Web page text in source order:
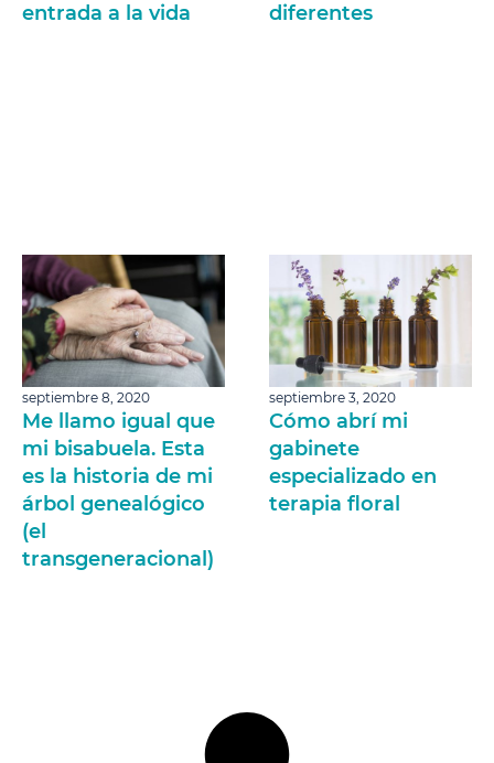
entrada a la vida
diferentes
septiembre 8, 2020
Me llamo igual que
mi bisabuela. Esta
es la historia de mi
árbol genealógico
(el
transgeneracional)
septiembre 3, 2020
Cómo abrí mi
gabinete
especializado en
terapia floral